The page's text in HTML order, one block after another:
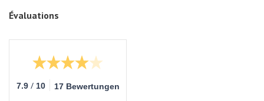
Évaluations
7.9 / 10 17 Bewertungen